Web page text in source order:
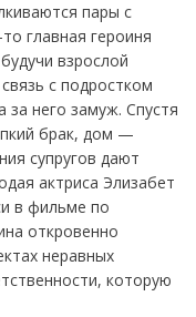
пары с
главная героиня
взрослой
с подростком
него замуж. Спустя
брак, дом —
супругов дают
актриса Элизабет
в фильме по
откровенно
неравных
которую